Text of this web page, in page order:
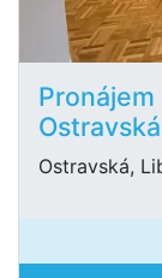
Ostravská,